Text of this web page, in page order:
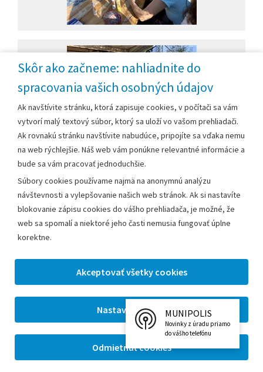
Skôr ako začneme: nahliadnite do
spracovania vašich osobných údajov
Ak navštívite stránku, ktorá zapisuje cookies, v počítači sa vám
vytvorí malý textový súbor, ktorý sa uloží vo vašom prehliadači.
Ak rovnakú stránku navštívite nabudúce, pripojíte sa vďaka nemu
na web rýchlejšie. Náš web vám ponúkne relevantné informácie a
bude sa vám pracovať jednoduchšie.
Súbory cookies používame najmä na anonymnú analýzu
návštevnosti a vylepšovanie našich web stránok. Ak si nastavíte
blokovanie zápisu cookies do vášho prehliadača, je možné, že
web sa spomalí a niektoré jeho časti nemusia fungovať úplne
korektne.
MUNIPOLIS
Novinky z úradu priamo
do vášho telefónu